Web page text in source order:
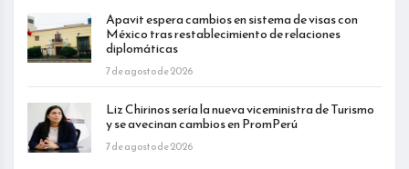
Apavit espera cambios en sistema de visas con
México tras restablecimiento de relaciones
diplomáticas
7 de agosto de 2026
Liz Chirinos sería la nueva viceministra de Turismo
y se avecinan cambios en PromPerú
7 de agosto de 2026